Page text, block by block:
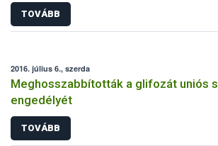
TOVÁBB
2016. július 6., szerda
Meghosszabbították a glifozát uniós
engedélyét
TOVÁBB